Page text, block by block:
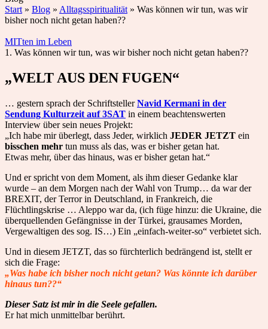
Start » Blog » Alltagsspiritualität » Was können wir tun, was wir
bisher noch nicht getan haben??
MITten im Leben
1. Was können wir tun, was wir bisher noch nicht getan haben??
„WELT AUS DEN FUGEN“
… gestern sprach der SchriftstellerNavid Kermani in der
Sendung Kulturzeit auf 3SAT in einem beachtenswerten
Interview über sein neues Projekt:
„Ich habe mir überlegt, dass Jeder, wirklich JEDER JETZT ein
bisschen mehr tun muss als das, was er bisher getan hat.
Etwas mehr, über das hinaus, was er bisher getan hat.“
Und er spricht von dem Moment, als ihm dieser Gedanke klar
wurde – an dem Morgen nach der Wahl von Trump… da war der
BREXIT, der Terror in Deutschland, in Frankreich, die
Flüchtlingskrise … Aleppo war da, (ich füge hinzu: die Ukraine, die
überquellenden Gefängnisse in der Türkei, grausames Morden,
Vergewaltigen des sog. IS…) Ein „einfach-weiter-so“ verbietet sich.
Und in diesem JETZT, das so fürchterlich bedrängend ist, stellt er
sich die Frage:
„Was habe ich bisher noch nicht getan? Was könnte ich darüber
hinaus tun??“
Dieser Satz ist mir in die Seele gefallen.
Er hat mich unmittelbar berührt.